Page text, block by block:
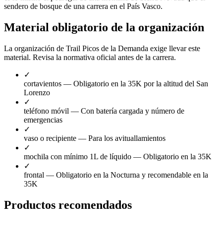
sendero de bosque de una carrera en el País Vasco.
Material obligatorio de la organización
La organización de Trail Picos de la Demanda exige llevar este
material. Revisa la normativa oficial antes de la carrera.
✓
cortavientos — Obligatorio en la 35K por la altitud del San
Lorenzo
✓
teléfono móvil — Con batería cargada y número de
emergencias
✓
vaso o recipiente — Para los avituallamientos
✓
mochila con mínimo 1L de líquido — Obligatorio en la 35K
✓
frontal — Obligatorio en la Nocturna y recomendable en la
35K
Productos recomendados